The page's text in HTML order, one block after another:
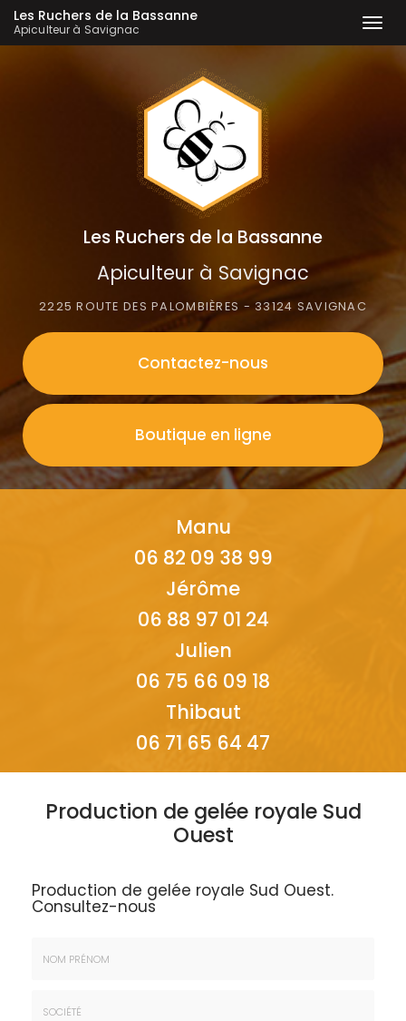
Les Ruchers de la Bassanne
Apiculteur à Savignac
Les Ruchers de la Bassanne
Apiculteur à Savignac
2225 ROUTE DES PALOMBIÈRES - 33124 SAVIGNAC
Contactez-nous
Boutique en ligne
Manu
06 82 09 38 99
Jérôme
06 88 97 01 24
Julien
06 75 66 09 18
Thibaut
06 71 65 64 47
Production de gelée royale Sud
Ouest
Production de gelée royale Sud Ouest.
Consultez-nous